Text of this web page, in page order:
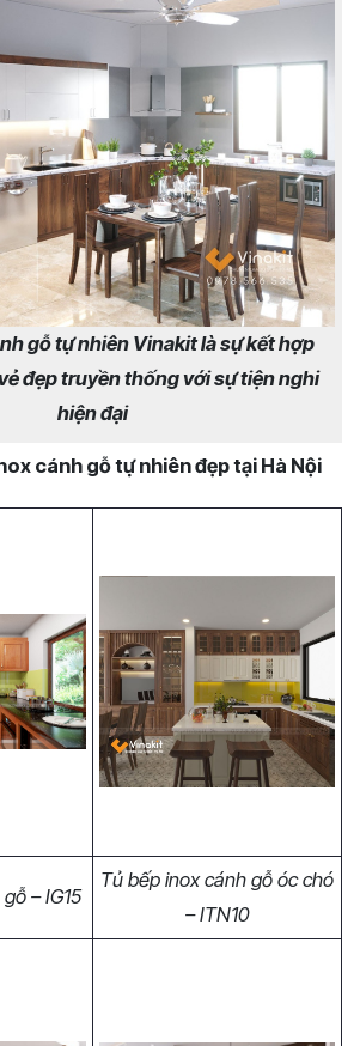
gỗ tự nhiên Vinakit là sự kết hợp
đẹp truyền thống với sự tiện nghi
hiện đại
cánh gỗ tự nhiên đẹp tại Hà Nội
– IG15
Tủ bếp inox cánh gỗ óc chó
– ITN10